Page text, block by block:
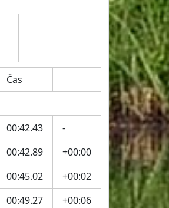
Čas
00:42.43
-
00:42.89
+00:00
00:45.02
+00:02
00:49.27
+00:06